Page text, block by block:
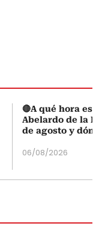
🔴A qué hora es
Abelardo de la
de agosto y
06/08/2026